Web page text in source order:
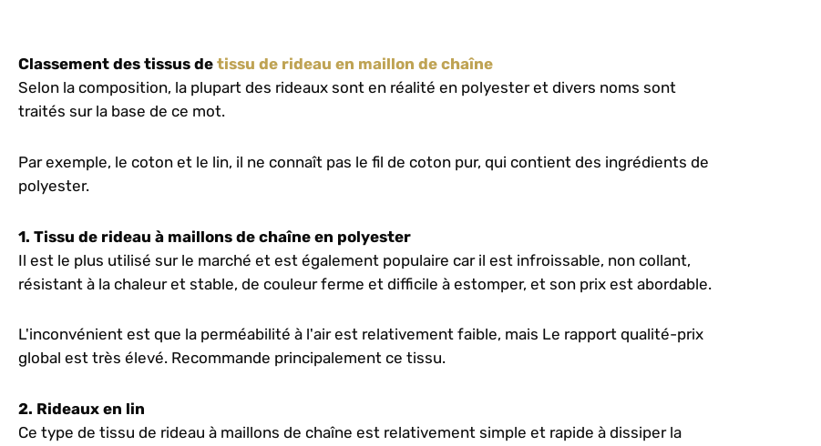
Classement des tissus de tissu de rideau en maillon de chaîne
Selon la composition, la plupart des rideaux sont en réalité en polyester et divers noms sont
traités sur la base de ce mot.
Par exemple, le coton et le lin, il ne connaît pas le fil de coton pur, qui contient des ingrédients de
polyester.
1. Tissu de rideau à maillons de chaîne en polyester
Il est le plus utilisé sur le marché et est également populaire car il est infroissable, non collant,
résistant à la chaleur et stable, de couleur ferme et difficile à estomper, et son prix est abordable.
L'inconvénient est que la perméabilité à l'air est relativement faible, mais Le rapport qualité-prix
global est très élevé. Recommande principalement ce tissu.
2. Rideaux en lin
Ce type de tissu de rideau à maillons de chaîne est relativement simple et rapide à dissiper la